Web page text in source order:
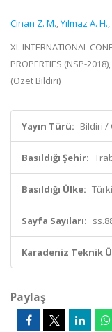
Cinan Z. M.,Yılmaz A. H.,
XI. INTERNATIONAL
PROPERTIES (NSP-
(Özet Bildiri)
Yayın Türü: Bildiri /
Basıldığı Şehir:
Basıldığı Ülke:
Sayfa Sayıları:
Karadeniz Teknik
Paylaş